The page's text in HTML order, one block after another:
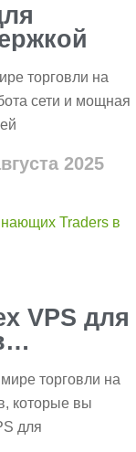
торговли на
сети и мощная
2025
VPS для
торговли на
которые вы
для